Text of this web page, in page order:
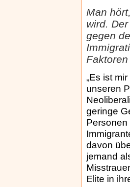
Man
wird.
gegen
„Es ist
unseren
geringe
davon
jemand
Elite in